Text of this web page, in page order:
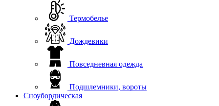
Термобелье
Дождевики
Повседневная одежда
Подшлемники, вороты
Сноубордическая